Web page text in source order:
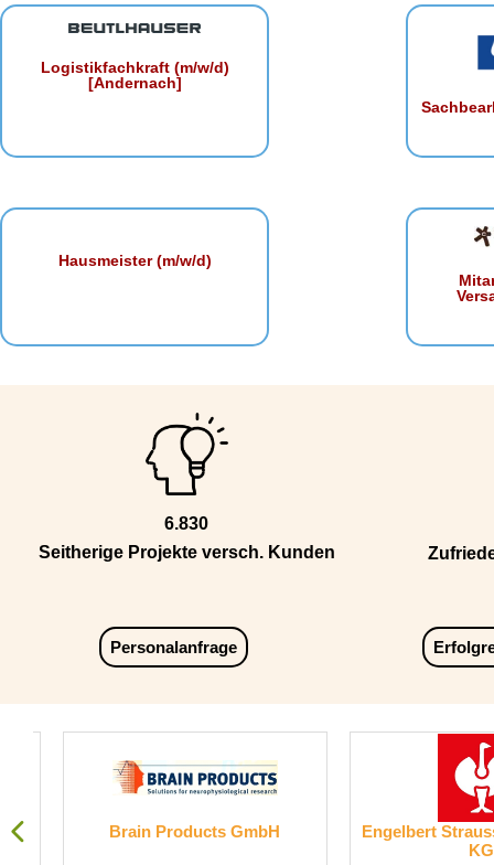
Logistikfachkraft (m/w/d)
[Andernach]
Hausmeister (m/w/d)
6.830
Seitherige Projekte versch. Kunden
Personalanfrage
Brain Products GmbH
Engelbert Strauss